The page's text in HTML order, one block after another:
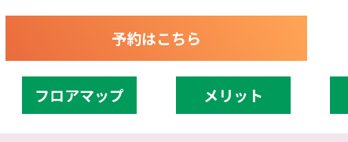
予約はこちら
フロアマップ メリット